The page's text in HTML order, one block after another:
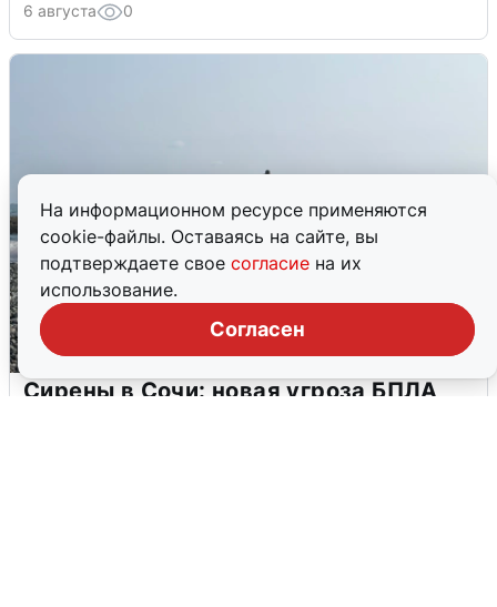
На информационном ресурсе применяются
cookie-файлы. Оставаясь на сайте, вы
подтверждаете свое согласие на их
использование.
Согласен
6 августа 0
Сирены в Сочи: новая угроза БПЛА